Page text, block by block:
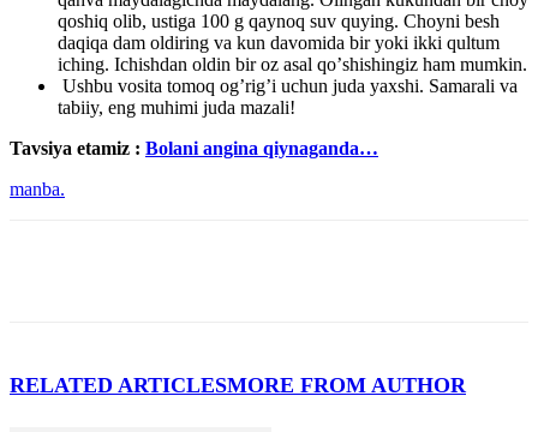
qoshiq olib, ustiga 100 g qaynoq suv quying. Choyni besh
daqiqa dam oldiring va kun davomida bir yoki ikki qultum
iching. Ichishdan oldin bir oz asal qoʼshishingiz ham mumkin.
Ushbu vosita tomoq ogʼrigʼi uchun juda yaxshi. Samarali va
tabiiy, eng muhimi juda mazali!
Tavsiya etamiz : Bolani angina qiynaganda…
manba.
RELATED ARTICLESMORE FROM AUTHOR